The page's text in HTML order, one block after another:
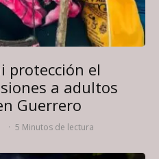
protección el
a adultos
Guerrero
· 5 Minutos de lectura